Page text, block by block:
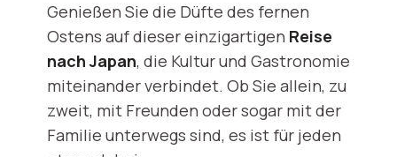
Genießen Sie die Düfte des fernen
Ostens auf dieser einzigartigen Reise
nach Japan, die Kultur und Gastronomie
miteinander verbindet. Ob Sie allein, zu
zweit, mit Freunden oder sogar mit der
Familie unterwegs sind, es ist für jeden